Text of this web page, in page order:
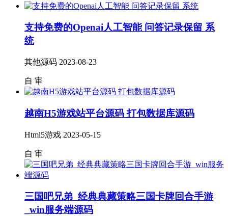
支持免费的Openai人工智能 问答记录保留 系
统
其他源码 2023-08-23
自 审
越南H5游戏站平台源码 打包数据库源码
Html5游戏 2023-05-15
自 审
三国吧兄弟_经典典藏策略三国卡牌回合手游
_win服务端源码